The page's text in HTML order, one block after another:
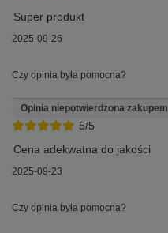
Super produkt
2025-09-26
Czy opinia była pomocna?
5/5
Opinia niepotwierdzona zakupem
Cena adekwatna do jakości
2025-09-23
Czy opinia była pomocna?